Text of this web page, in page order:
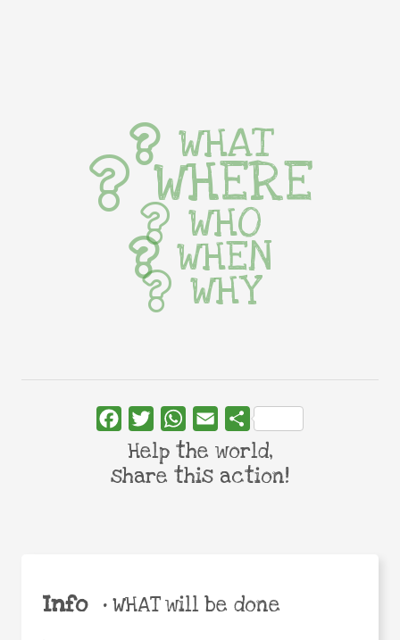
Info •WHAT will be done
WHAT
WHERE
WHO
WHEN
WHY
FacebookTwitterWhatsApp
Email Share
Help the world,
share this action!